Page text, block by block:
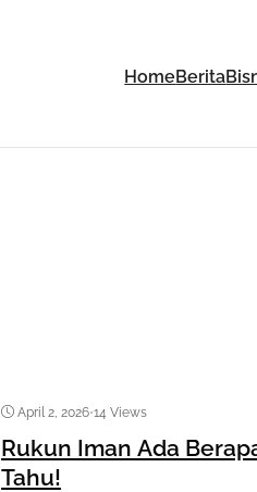
HomeBerita
April 2, 2026•14 Views
Rukun Iman Ada
Tahu!